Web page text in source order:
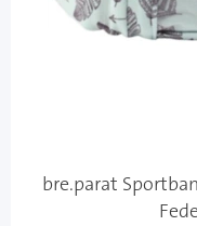
bre.parat